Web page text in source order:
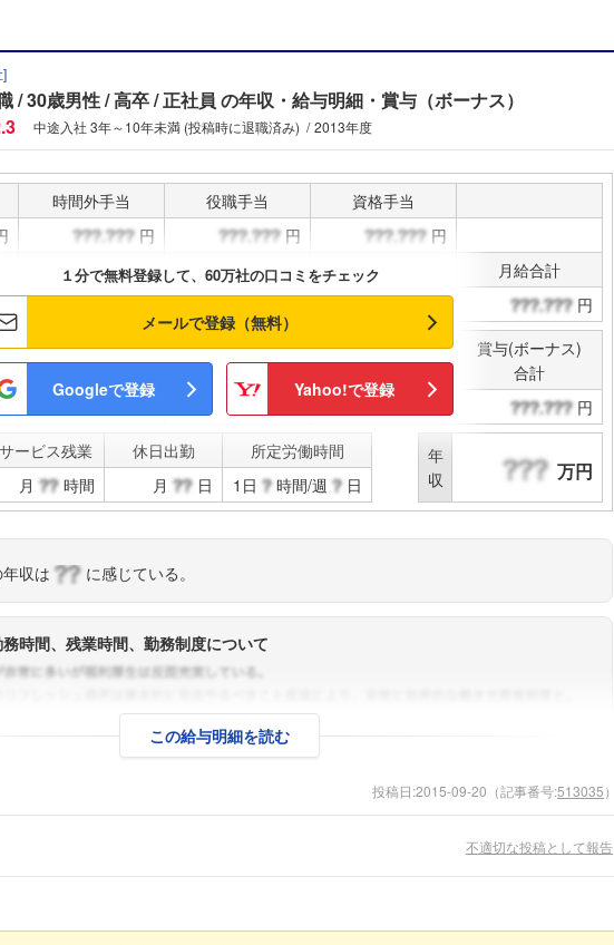
]
30歳男性 高卒 正社員 の年収・給与明細・賞与（ボーナス）
中途入社 3年～10年未満 (投稿時に退職済み) 2013年度
時間外手当 役職手当
資格手当
円 円
円
家族手当 通勤手当 その他手当
月給合計
円
インセンティブ賞与 決算賞与
賞与(ボーナス)
合計
円
サービス残業 休日出勤
所定労働時間
月 時間 月 日 1日 時間/週 日
年
収
万円
１分で無料登録して、60万社の口コミをチェック
メールで登録（無料）
Googleで登録 Yahoo!で登録
収は
に感じている。
時間、残業時間、勤務制度について
この給与明細を読む
投稿日:2015-09-20 （記事番号:513035）
不適切な投稿として報告